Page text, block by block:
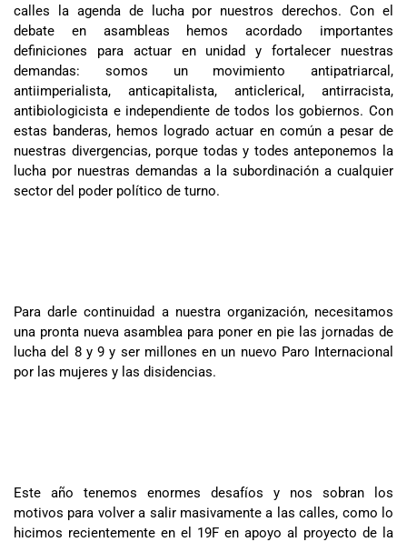
calles la agenda de lucha por nuestros derechos. Con el
debate en asambleas hemos acordado importantes
definiciones para actuar en unidad y fortalecer nuestras
demandas: somos un movimiento antipatriarcal,
antiimperialista, anticapitalista, anticlerical, antirracista,
antibiologicista e independiente de todos los gobiernos. Con
estas banderas, hemos logrado actuar en común a pesar de
nuestras divergencias, porque todas y todes anteponemos la
lucha por nuestras demandas a la subordinación a cualquier
sector del poder político de turno.
Para darle continuidad a nuestra organización, necesitamos
una pronta nueva asamblea para poner en pie las jornadas de
lucha del 8 y 9 y ser millones en un nuevo Paro Internacional
por las mujeres y las disidencias.
Este año tenemos enormes desafíos y nos sobran los
motivos para volver a salir masivamente a las calles, como lo
hicimos recientemente en el 19F en apoyo al proyecto de la